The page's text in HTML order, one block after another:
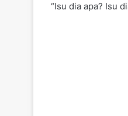
“Isu dia apa? Isu